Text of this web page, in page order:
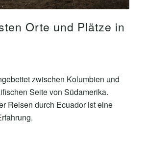
Orte und Plätze in
zwischen Kolumbien und
Seite von Südamerika.
Reisen durch Ecuador ist eine